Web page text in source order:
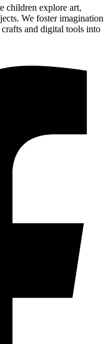
children explore art,
We foster imagination
and digital tools into